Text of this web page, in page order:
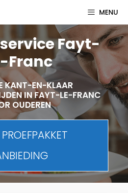
MENU
Fayt-
Franc
KANT-EN-KLAAR
IN FAYT-LE-FRANC
OUDEREN